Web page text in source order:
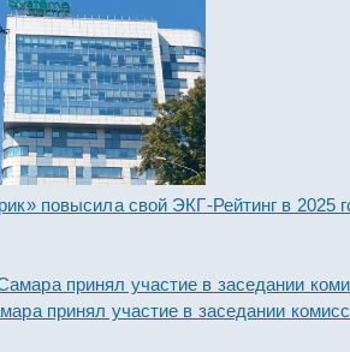
повысила свой ЭКГ-Рейтинг в 2025
принял участие в заседании